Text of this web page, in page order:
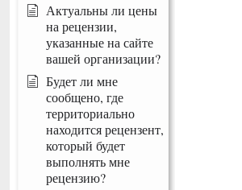
Актуальны ли цены
на рецензии,
указанные на сайте
вашей организации?
Будет ли мне
сообщено, где
территориально
находится рецензент,
который будет
выполнять мне
рецензию?